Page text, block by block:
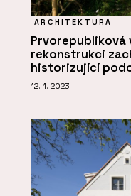
ARCHITEKTURA
Prvorepubliková
rekonstrukci
historizující
12. 1. 2023